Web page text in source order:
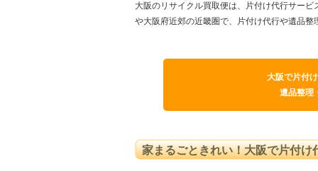
大阪のリサイクル買取便は、片付け代行サー
や大阪府近郊の近畿圏で、片付け代行や遺品
大阪で片付
遺品整理
家まるごときれい！大阪で片付